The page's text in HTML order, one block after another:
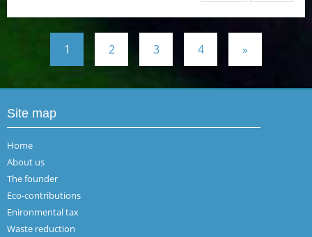
1 2 3 4 »
Site map
Home
About us
The founder
Eco-contributions
Enironmental tax
Waste reduction